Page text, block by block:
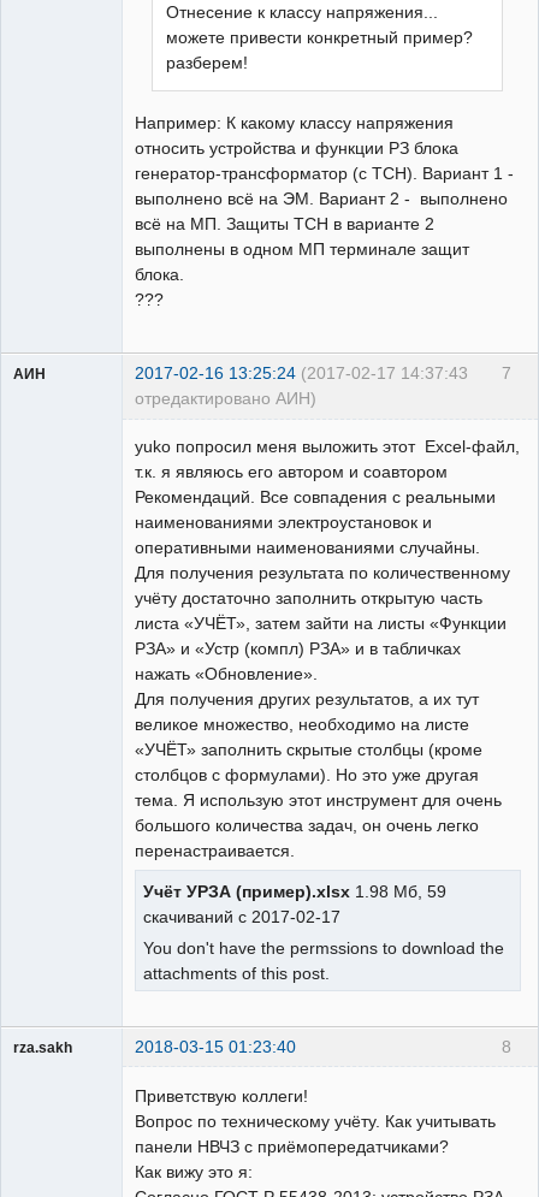
Отнесение к классу напряжения...
можете привести конкретный пример?
разберем!
Например: К какому классу напряжения
относить устройства и функции РЗ блока
генератор-трансформатор (с ТСН). Вариант 1 -
выполнено всё на ЭМ. Вариант 2 - выполнено
всё на МП. Защиты ТСН в варианте 2
выполнены в одном МП терминале защит
блока.
???
7
АИН 2017-02-16 13:25:24 (2017-02-17 14:37:43
отредактировано АИН)
yuko попросил меня выложить этот Excel-файл,
т.к. я являюсь его автором и соавтором
Рекомендаций. Все совпадения с реальными
наименованиями электроустановок и
оперативными наименованиями случайны.
Для получения результата по количественному
учёту достаточно заполнить открытую часть
листа «УЧЁТ», затем зайти на листы «Функции
РЗА» и «Устр (компл) РЗА» и в табличках
нажать «Обновление».
Для получения других результатов, а их тут
великое множество, необходимо на листе
«УЧЁТ» заполнить скрытые столбцы (кроме
столбцов с формулами). Но это уже другая
тема. Я использую этот инструмент для очень
большого количества задач, он очень легко
перенастраивается.
Учёт УРЗА (пример).xlsx 1.98 Мб, 59
скачиваний с 2017-02-17
You don't have the permssions to download the
attachments of this post.
8
rza.sakh 2018-03-15 01:23:40
Приветствую коллеги!
Вопрос по техническому учёту. Как учитывать
панели НВЧЗ с приёмопередатчиками?
Как вижу это я: